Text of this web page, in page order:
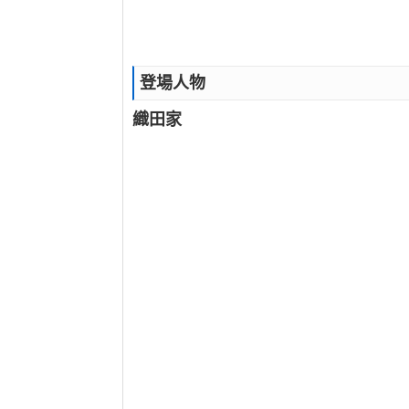
登場人物
織田家